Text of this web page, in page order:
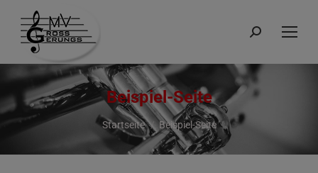
Suchen:
Beispiel-Seite
Du bist hier:
Startseite Beispiel-Seite